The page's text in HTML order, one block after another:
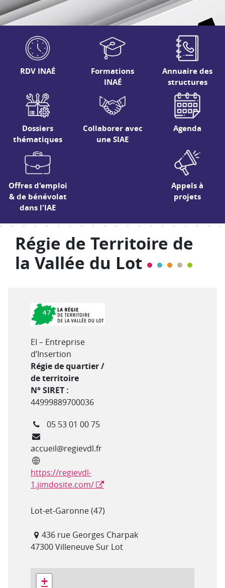
RDV INAÉ
Formations
INAÉ
Annuaire des
structures
Dossiers
thématiques
Collaborer avec
une SIAE
Agenda
Offres d'emploi
& de bénévolat
dans l'IAE
Appels à
projets
Régie de Territoire de
la Vallée du Lot
Type de structure
EI – Entreprise
d’Insertion
Régie de quartier /
de territoire
N° SIRET :
44999889700036
Téléphone
05 53 01 00 75
Courriel
accueil@regievdl.fr
Site internet
https://regievdl-
1.jimdosite.com/
Département(s)
Lot-et-Garonne (47)
436 rue Georges Charpak
47300 Villeneuve Sur Lot
Géolocalisation
+